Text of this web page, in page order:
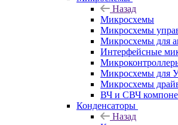
Назад
Микросхемы
Микросхемы
Микросхемы для
Интерфейсные
Микросхемы для
Микросхемы
ВЧ и СВЧ
Конденсаторы
Назад